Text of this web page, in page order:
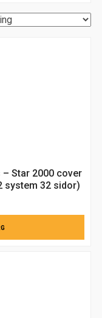
Star 2000 cover
system 32 sidor)